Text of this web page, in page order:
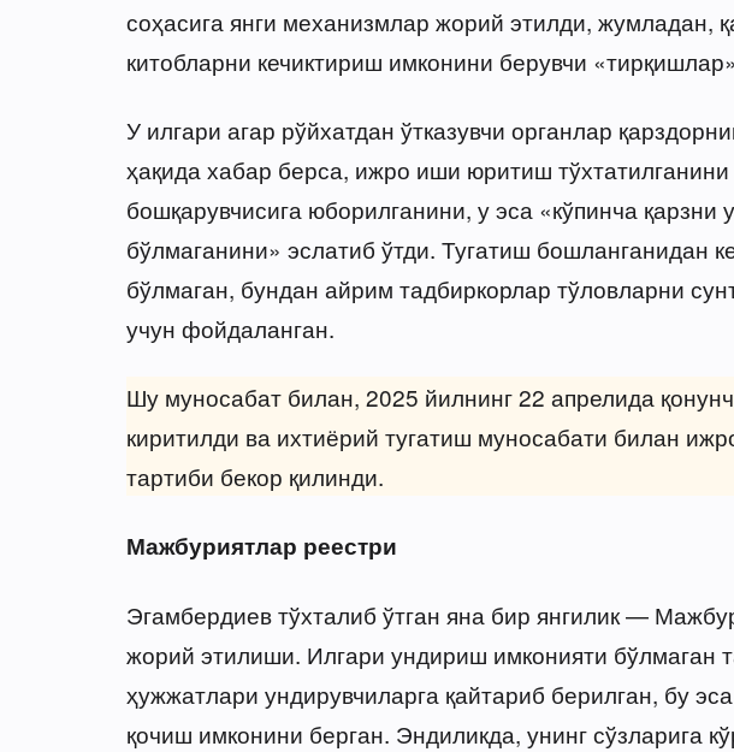
соҳасига янги механизмлар жорий этилди, жумладан,
китобларни кечиктириш имконини берувчи
У илгари агар рўйхатдан ўтказувчи органлар
ҳақида хабар берса, ижро иши юритиш
бошқарувчисига юборилганини, у эса «кўпинча
бўлмаганини» эслатиб ўтди. Тугатиш бошланганидан
бўлмаган, бундан айрим тадбиркорлар тўловларни
учун фойдаланган.
Шу муносабат билан, 2025 йилнинг 22 апрелида
киритилди ва ихтиёрий тугатиш муносабати билан
тартиби бекор қилинди.
Мажбуриятлар реестри
Эгамбердиев тўхталиб ўтган яна бир янгилик —
жорий этилиши. Илгари ундириш имконияти бўлмаган
ҳужжатлари ундирувчиларга қайтариб берилган, бу
қочиш имконини берган. Эндиликда, унинг сўзларига